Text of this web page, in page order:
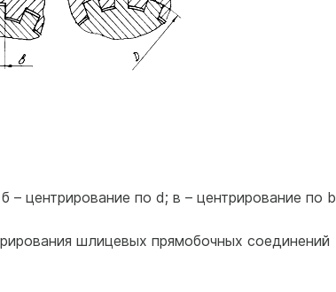
– центрирование по d; в – центрирование по b
шлицевых прямобочных соединений